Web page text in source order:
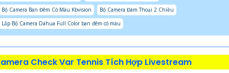
Bộ Camera Ban Đêm Có Màu Kbvision
Bộ Camera Đàm Thoại 2 Chiều
Lắp Bộ Camera Dahua Full Color ban đêm có màu
Check Var Tennis Tích Hợp Livestream